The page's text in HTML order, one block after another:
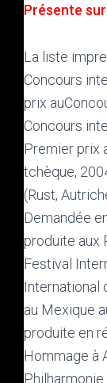
Présente
La liste
Concours
prix
Concours
Premier prix
tchèque,
(Rust,
Demandée
produite aux
Festival
International
au Mexique
produite en
Hommage à
Philharmonie